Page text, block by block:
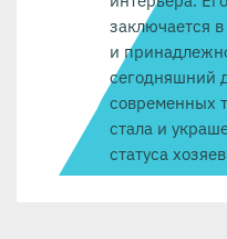
заключается
и
сегодняшний
современных
стала и
статуса